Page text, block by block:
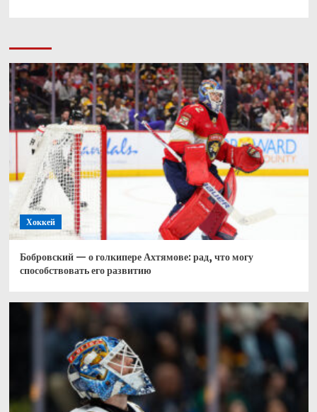
Хоккей
Бобровский — о голкипере Ахтямове: рад, что могу
способствовать его развитию